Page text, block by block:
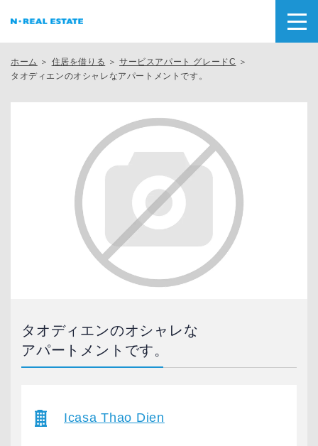
ホーム ＞ 住居を借りる ＞サービスアパート グレードC ＞
タオディエンのオシャレなアパートメントです。
タオディエンのオシャレな
アパートメントです。
Icasa Thao Dien